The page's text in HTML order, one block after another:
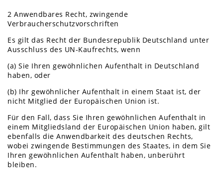
2 Anwendbares Recht, zwingende
Verbraucherschutzvorschriften
Es gilt das Recht der Bundesrepublik Deutschland unter
Ausschluss des UN-Kaufrechts, wenn
(a) Sie Ihren gewöhnlichen Aufenthalt in Deutschland
haben, oder
(b) Ihr gewöhnlicher Aufenthalt in einem Staat ist, der
nicht Mitglied der Europäischen Union ist.
Für den Fall, dass Sie Ihren gewöhnlichen Aufenthalt in
einem Mitgliedsland der Europäischen Union haben, gilt
ebenfalls die Anwendbarkeit des deutschen Rechts,
wobei zwingende Bestimmungen des Staates, in dem Sie
Ihren gewöhnlichen Aufenthalt haben, unberührt
bleiben.